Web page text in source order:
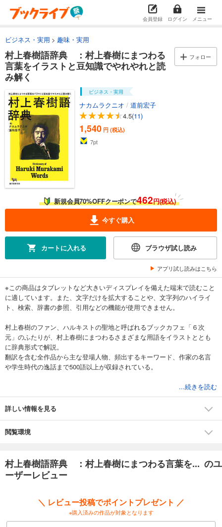
会員登録 ログイン メニュー
ビジネス・実用 趣味・実用
村上春樹語辞典 ：村上春樹にまつわる
言葉をイラストと豆知識でやれやれと読
み解く
フォロー
ビジネス・実用
ナカムラクニオ / 道前宏子
4.5(11)
1,540 円 (税込)
7pt
新規会員70%OFFクーポンで462円(税込)
今すぐ購入
カートに入れる ブラウザ試し読み
アプリ試し読みはこちら
※この商品はタブレットなど大きいディスプレイを備えた端末で読むこと
に適しています。また、文字だけを拡大することや、文字列のハイライ
ト、検索、辞書の参照、引用などの機能が使用できません。
村上春樹のファン、ハルキストの聖地と呼ばれるブックカフェ「６次
元」のふたりが、村上春樹にまつわるさまざまな用語をイラストととも
に辞典形式で解説。
翻訳を含む全作品から主な登場人物、頻出するキーワード、作家の名言
や学生時代の逸話まで500語以上が収録されている。
村上作品で印象的な料理やカクテル、独特な比喩表現、外国語版の装丁
など、さまざまな角度から楽しめるコラムも充実。
作家ゆかりの地を紹介したマップ付き。
村上ファンはもちろん、これから読みたい人にも楽しめる内容となって
いる。
...続きを読む
詳しい情報を見る
閲覧環境
村上春樹語辞典 ：村上春樹にまつわる言葉を... のユ
ーザーレビュー
＼ レビュー投稿でポイントプレゼント ／
※購入済みの作品が対象となります